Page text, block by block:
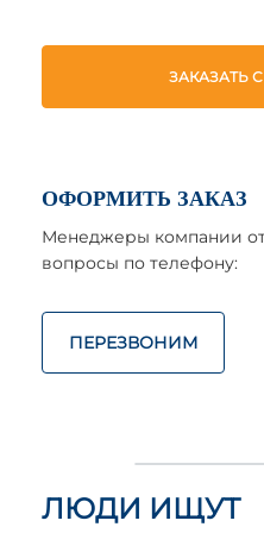
ЗАКАЗАТЬ
ОФОРМИТЬ ЗАКАЗ
Менеджеры компании
вопросы по телефону:
ПЕРЕЗВОНИМ
ЛЮДИ ИЩУТ